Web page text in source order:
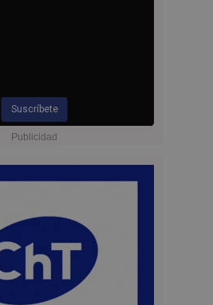
Suscríbete